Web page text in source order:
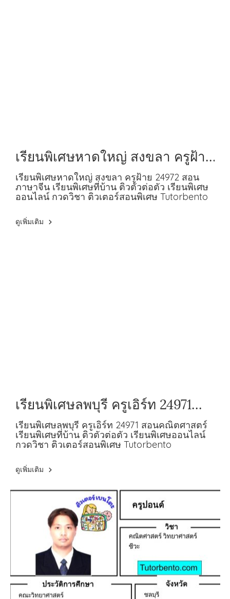
เรียนพิเศษหาดใหญ่ สงขลา ครูฝ้าย
24972 สอนภาษาจีน
เรียนพิเศษหาดใหญ่ สงขลา ครูฝ้าย 24972 สอน
ภาษาจีน เรียนพิเศษที่บ้าน ติวตัวต่อตัว เรียนพิเศษ
ออนไลน์ กวดวิชา ติวเตอร์สอนพิเศษ Tutorbento
ดูเพิ่มเติม
เรียนพิเศษลพบุรี ครูเอิร์ท 24971
สอนคณิตศาสตร์
เรียนพิเศษลพบุรี ครูเอิร์ท 24971 สอนคณิตศาสตร์
เรียนพิเศษที่บ้าน ติวตัวต่อตัว เรียนพิเศษออนไลน์
กวดวิชา ติวเตอร์สอนพิเศษ Tutorbento
ดูเพิ่มเติม